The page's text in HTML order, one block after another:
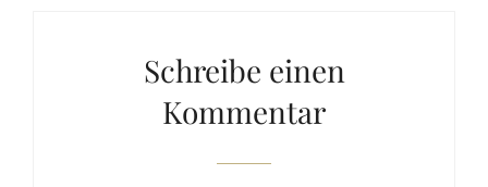
Schreibe einen
Kommentar